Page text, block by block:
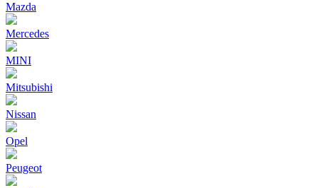
Mazda
Mercedes
MINI
Mitsubishi
Nissan
Opel
Peugeot